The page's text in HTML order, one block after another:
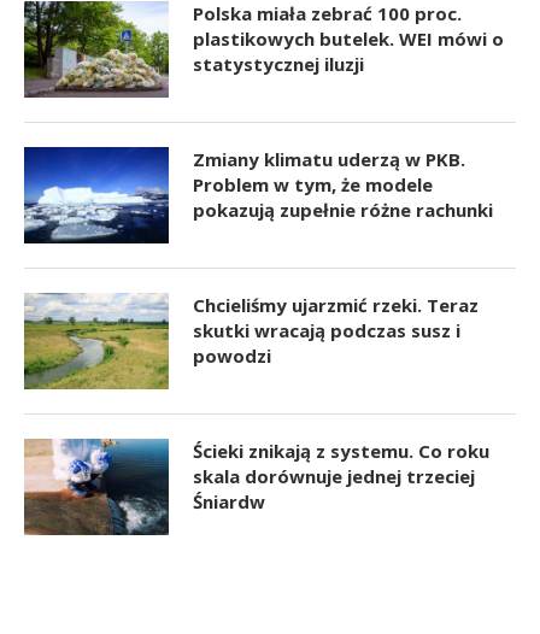
Polska miała zebrać 100 proc.
plastikowych butelek. WEI mówi o
statystycznej iluzji
Zmiany klimatu uderzą w PKB.
Problem w tym, że modele
pokazują zupełnie różne rachunki
Chcieliśmy ujarzmić rzeki. Teraz
skutki wracają podczas susz i
powodzi
Ścieki znikają z systemu. Co roku
skala dorównuje jednej trzeciej
Śniardw